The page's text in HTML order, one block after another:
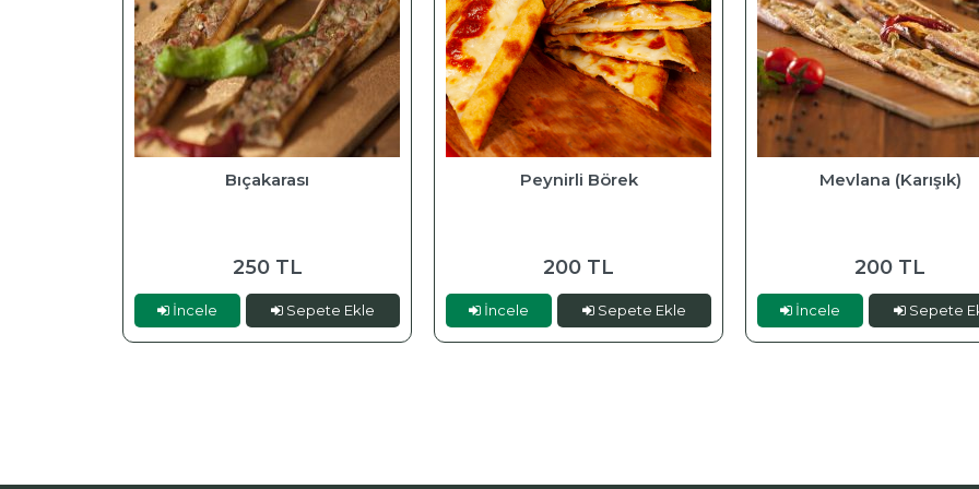
Bıçakarası
250 TL
İncele Sepete Ekle
Peynirli Börek
200 TL
İncele Sepete Ekle
Mevlana (Karışık)
200 TL
İncele Sepete